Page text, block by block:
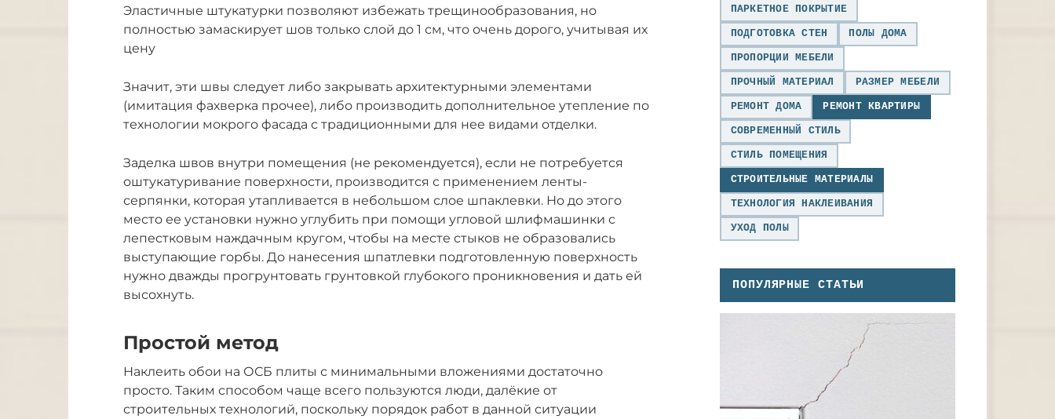
Эластичные штукатурки позволяют избежать трещинообразования, но
полностью замаскирует шов только слой до 1 см, что очень дорого, учитывая их
цену
Значит, эти швы следует либо закрывать архитектурными элементами
(имитация фахверка прочее), либо производить дополнительное утепление по
технологии мокрого фасада с традиционными для нее видами отделки.
Заделка швов внутри помещения (не рекомендуется), если не потребуется
оштукатуривание поверхности, производится с применением ленты-
серпянки, которая утапливается в небольшом слое шпаклевки. Но до этого
место ее установки нужно углубить при помощи угловой шлифмашинки с
лепестковым наждачным кругом, чтобы на месте стыков не образовались
выступающие горбы. До нанесения шпатлевки подготовленную поверхность
нужно дважды прогрунтовать грунтовкой глубокого проникновения и дать ей
высохнуть.
Простой метод
Наклеить обои на ОСБ плиты с минимальными вложениями достаточно
просто. Таким способом чаще всего пользуются люди, далёкие от
строительных технологий, поскольку порядок работ в данной ситуации
ПАРКЕТНОЕ ПОКРЫТИЕ
ПОДГОТОВКА СТЕН ПОЛЫ ДОМА
ПРОПОРЦИИ МЕБЕЛИ
ПРОЧНЫЙ МАТЕРИАЛ РАЗМЕР МЕБЕЛИ
РЕМОНТ ДОМА РЕМОНТ КВАРТИРЫ
СОВРЕМЕННЫЙ СТИЛЬ
СТИЛЬ ПОМЕЩЕНИЯ
СТРОИТЕЛЬНЫЕ МАТЕРИАЛЫ
ТЕХНОЛОГИЯ НАКЛЕИВАНИЯ
УХОД ПОЛЫ
ПОПУЛЯРНЫЕ СТАТЬИ